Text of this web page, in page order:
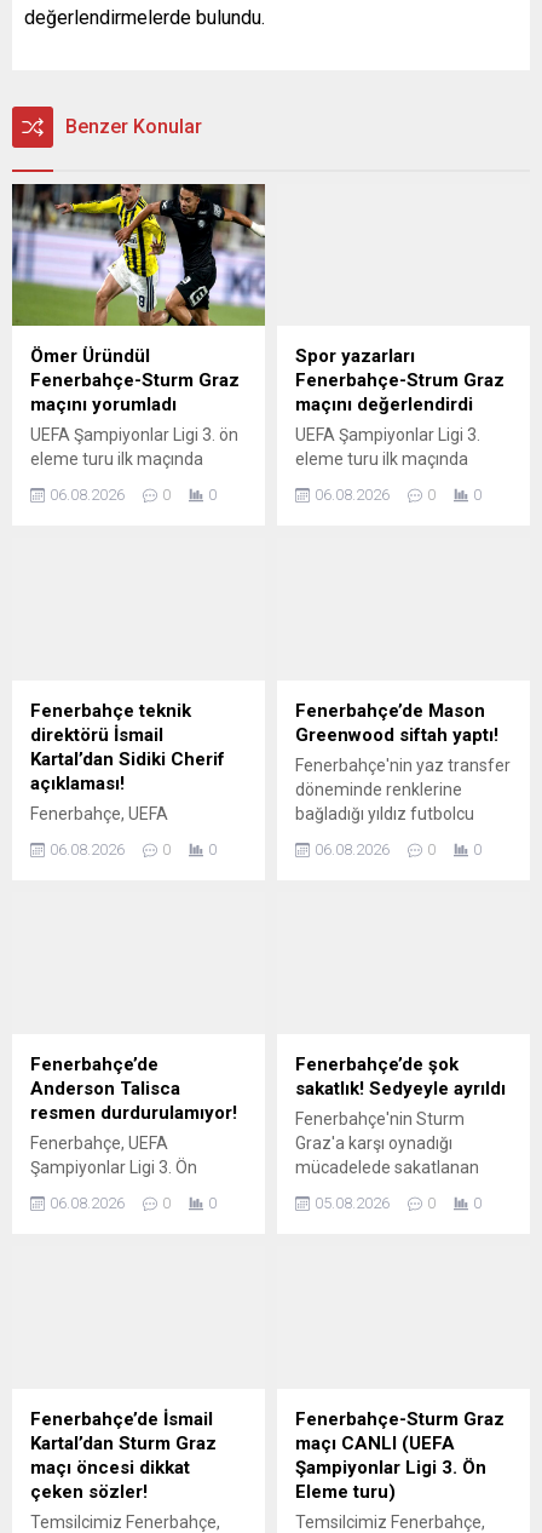
değerlendirmelerde bulundu.
Benzer Konular
Ömer Üründül
Fenerbahçe-Sturm Graz
maçını yorumladı
UEFA Şampiyonlar Ligi 3. ön
eleme turu ilk maçında
0 mağlup ederek
06.08.2026 0 0
Spor yazarları
Fenerbahçe-Strum Graz
maçını değerlendirdi
UEFA Şampiyonlar Ligi 3.
eleme turu ilk maçında
Graz'ı ağırlayan Fenerbahçe,
öncesinde tur için büyük bir
avantaj elde etti. Spor
yazarları, Fenerbahçe-
Strum Graz maçını dikkat
çeken ifadelerle
değerlendirdi. İşte...
06.08.2026 0 0
Fenerbahçe teknik
direktörü İsmail
Kartal’dan Sidiki Cherif
açıklaması!
Fenerbahçe, UEFA
Eleme turu ilk maçında
06.08.2026 0 0
Fenerbahçe’de Mason
Greenwood siftah yaptı!
Fenerbahçe'nin yaz transfer
döneminde renklerine
bağladığı yıldız futbolcu
lacivertli formayla ilk golünü
06.08.2026 0 0
Fenerbahçe’de
Anderson Talisca
resmen durdurulamıyor!
Fenerbahçe, UEFA
Şampiyonlar Ligi 3. Ön
Sturm Graz'ı konuk etti. Bu
06.08.2026 0 0
Fenerbahçe’de şok
sakatlık! Sedyeyle ayrıldı
Fenerbahçe'nin Sturm
Graz'a karşı oynadığı
mücadelede sakatlanan
sedye ile terk etti. İşte
05.08.2026 0 0
Fenerbahçe’de İsmail
Kartal’dan Sturm Graz
maçı öncesi dikkat
çeken sözler!
Temsilcimiz Fenerbahçe,
Fenerbahçe-Sturm Graz
maçı CANLI (UEFA
Şampiyonlar Ligi 3. Ön
Eleme turu)
Temsilcimiz Fenerbahçe,